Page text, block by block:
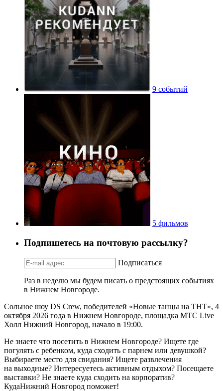
9 событий
5 фильмов
Подпишетесь на почтовую рассылку?
Подписаться
Раз в неделю мы будем писать о предстоящих событиях
в Нижнем Новгороде.
Сольное шоу DS Crew, победителей «Новые танцы на ТНТ», 4
октября 2026 года в Нижнем Новгороде, площадка МТС Live
Холл Нижний Новгород, начало в 19:00.
Не знаете что посетить в Нижнем Новгороде? Ищете где
погулять с ребенком, куда сходить с парнем или девушкой?
Выбираете место для свидания? Ищете развлечения
на выходные? Интересуетесь активным отдыхом? Посещаете
выставки? Не знаете куда сходить на корпоратив?
КудаНижний Новгород поможет!